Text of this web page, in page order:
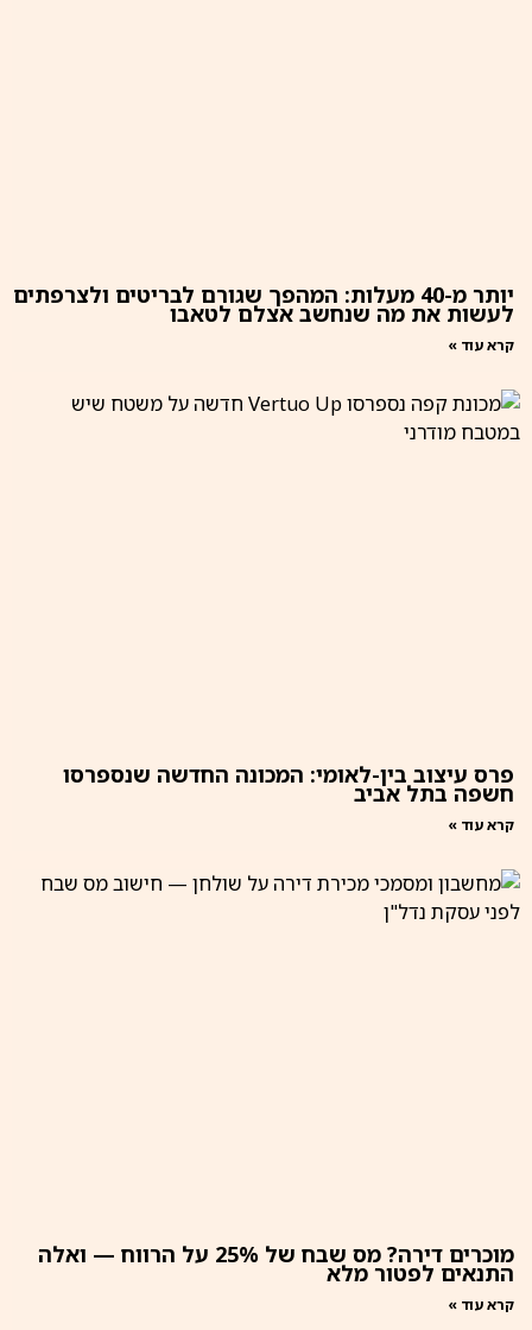
יותר מ-40 מעלות: המהפך שגורם לבריטים ולצרפתים
לעשות את מה שנחשב אצלם לטאבו
קרא עוד »
פרס עיצוב בין-לאומי: המכונה החדשה שנספרסו
חשפה בתל אביב
קרא עוד »
מוכרים דירה? מס שבח של 25% על הרווח — ואלה
התנאים לפטור מלא
קרא עוד »